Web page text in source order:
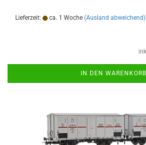
Lieferzeit: ca. 1 Woche (Ausland abweichend)
IN DEN WARENKORB